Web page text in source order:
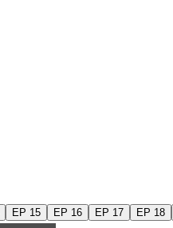
EP 15 EP 16 EP 17 EP 18